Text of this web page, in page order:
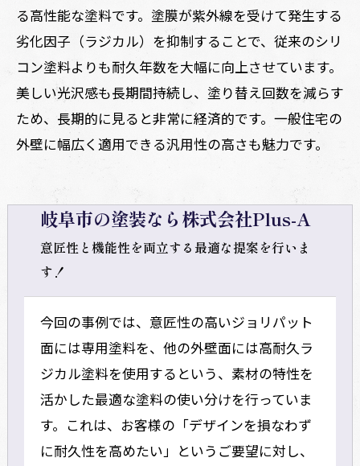
る高性能な塗料です。塗膜が紫外線を受けて発生する
劣化因子（ラジカル）を抑制することで、従来のシリ
コン塗料よりも耐久年数を大幅に向上させています。
美しい光沢感も長期間持続し、塗り替え回数を減らす
ため、長期的に見ると非常に経済的です。一般住宅の
外壁に幅広く適用できる汎用性の高さも魅力です。
岐阜市の塗装なら株式会社Plus-A
意匠性と機能性を両立する最適な提案を行いま
す！
今回の事例では、意匠性の高いジョリパット
面には専用塗料を、他の外壁面には高耐久ラ
ジカル塗料を使用するという、素材の特性を
活かした最適な塗料の使い分けを行っていま
す。これは、お客様の「デザインを損なわず
に耐久性を高めたい」というご要望に対し、